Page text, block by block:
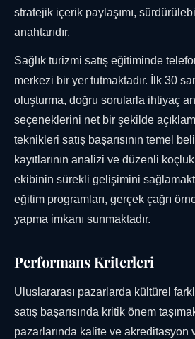
stratejik içerik paylaşımı,
anahtarıdır.
Sağlık turizmi satış eğitiminde
merkezi bir yer tutmaktadır. İlk 30
oluşturma, doğru sorularla ihtiyaç
seçeneklerini net bir şekilde
teknikleri satış başarısının temel
kayıtlarının analizi ve düzenli
ekibinin sürekli gelişimini
eğitim programları, gerçek çağrı
yapma imkanı sunmaktadır.
Performans Kriterleri
Uluslararası pazarlarda kültürel
satış başarısında kritik önem
pazarlarında kalite ve akreditasyon